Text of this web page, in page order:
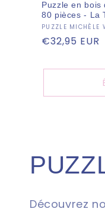
Puzzle en bois
80 pièces - La
Fournisseur :
PUZZLE MICHÈLE
Prix
€32,95 EUR
C
o
Découvrez